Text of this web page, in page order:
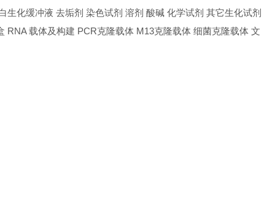
生化缓冲液 去垢剂 染色试剂 溶剂 酸碱 化学试剂 其它生化试剂
RNA 载体及构建 PCR克隆载体 M13克隆载体 细菌克隆载体 文